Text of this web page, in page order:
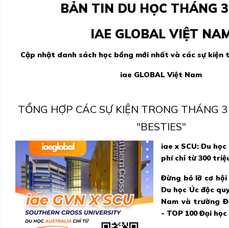
BẢN TIN DU HỌC THÁNG
IAE GLOBAL VIỆT
Cập nhật danh sách học bổng mới nhất và các sự
iae GLOBAL Việt Nam
TỔNG HỢP CÁC SỰ KIỆN TRONG THÁNG
"BESTIES"
iae x SCU: Du
phí chỉ từ 300
Đừng bỏ lỡ cơ
Du học Úc độc
Nam và trường
- TOP 100 Đại